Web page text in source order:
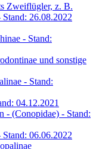
Zweiflügler, z. B.
26.08.2022
- Stand:
und sonstige
- Stand:
04.12.2021
- (Conopidae) - Stand:
06.06.2022